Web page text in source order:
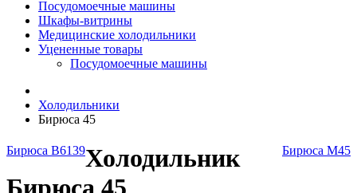
Посудомоечные машины
Шкафы-витрины
Медицинские холодильники
Уцененные товары
Посудомоечные машины
Холодильники
Бирюса 45
Бирюса B6139 Бирюса M45
Холодильник